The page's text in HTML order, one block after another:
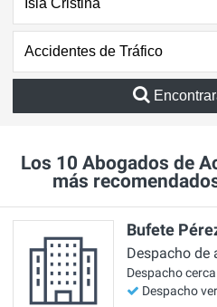
Los 10 Abogados de
más
Bufete
Despacho de
Despacho
Despacho